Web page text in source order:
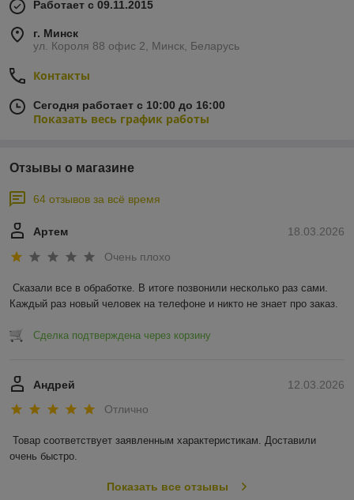
Работает с 09.11.2015
г. Минск
ул. Короля 88 офис 2, Минск, Беларусь
Контакты
Сегодня работает с 10:00 до 16:00
Показать весь график работы
Отзывы о магазине
64 отзывов за всё время
18.03.2026
Артем
Очень плохо
Сказали все в обработке. В итоге позвонили несколько раз сами.
Каждый раз новый человек на телефоне и никто не знает про заказ.
Сделка подтверждена через корзину
12.03.2026
Андрей
Отлично
Товар соответствует заявленным характеристикам. Доставили
очень быстро.
Показать все отзывы